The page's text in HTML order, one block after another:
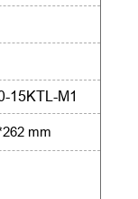
15KTL-M1
mm